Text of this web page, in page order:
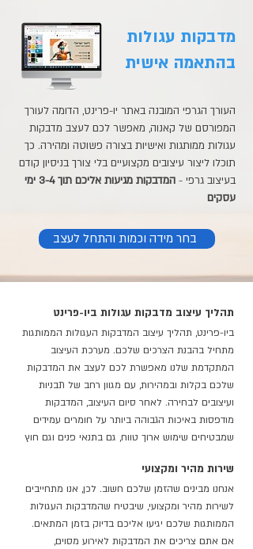
מדבקות עגולות
בהתאמה אישית
העורך הגרפי המובנה באתר יו-פרינט, הדומה לעורך
המפורסם של קאנוה, מאפשר לכם לעצב מדבקות
עגולות ממותגות ואישיות בצורה פשוטה ומהירה. כך
תוכלו ליצור עיצובים מקצועיים בלי צורך בניסיון קודם
בעיצוב גרפי -
המדבקות מגיעות אליכם תוך 3-4 ימי
עסקים
בחר מידה וכמות והתחל לעצב
תהליך עיצוב מדבקות עגולות ביו-פרינט
ביו-פרינט, תהליך עיצוב המדבקות העגולות הממותגות
מתחיל בהבנת הצרכים שלכם. מערכת העיצוב
המתקדמת שלנו מאפשרת לכם לעצב את המדבקות
שלכם בקלות ובמהירות, עם מגוון רחב של תבניות
ועיצובים לבחירה. לאחר סיום העיצוב, המדבקות
מודפסות באיכות הגבוהה ביותר על חומרים עמידים
שמבטיחים שימוש ארוך טווח, גם בתנאי פנים וגם חוץ
שירות מהיר ומקצועי
אנחנו מבינים שהזמן שלכם חשוב. לכן, אנו מתחייבים
לשירות מהיר ומקצועי, שיבטיח שהמדבקות העגולות
הממותגות שלכם יגיעו אליכם בדיוק בזמן המתאים.
אם אתם צריכים את המדבקות לאירוע מסוים,